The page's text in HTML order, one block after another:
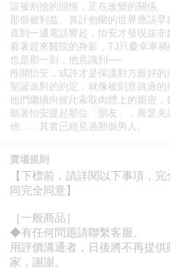
該被割捨的回憶，正在改變的關係。
那個被利益、算計包圍的世界應該早
直到一通電話響起，怡安才發現並非
看著趕來醫院的身影，TJ只慶幸車禍
也是那一刻，他意識到──
推開怡安，或許才是保護對方最好的
聖誕派對的約定，就像被刻意跳過的
他們繼續向彼此索取肉體上的親密，
聽著怡安提起那位「朋友」，喬瑟夫
他……其實已經見過那個男人。
賣場規則